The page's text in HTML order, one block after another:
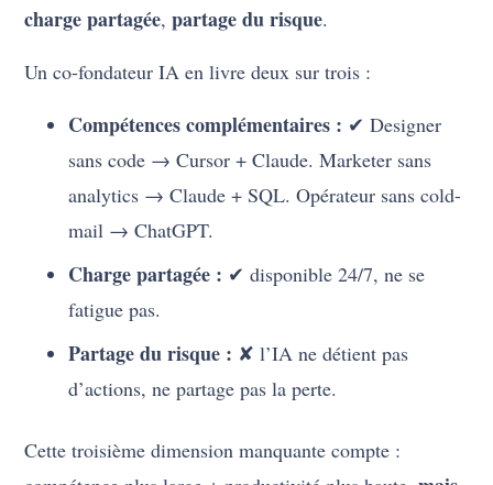
charge partagée,partage du risque.
Un co-fondateur IA en livre deux sur trois :
Compétences complémentaires : ✔ Designer
sans code → Cursor + Claude. Marketer sans
analytics → Claude + SQL. Opérateur sans cold-
mail → ChatGPT.
Charge partagée : ✔ disponible 24/7, ne se
fatigue pas.
Partage du risque : ✘ l’IA ne détient pas
d’actions, ne partage pas la perte.
Cette troisième dimension manquante compte :